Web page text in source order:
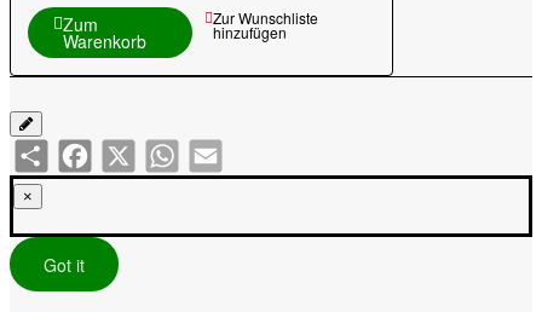
Zum
Warenkorb
Zur Wunschliste
hinzufügen
Share Facebook
X WhatsAppEmail
×
Got it